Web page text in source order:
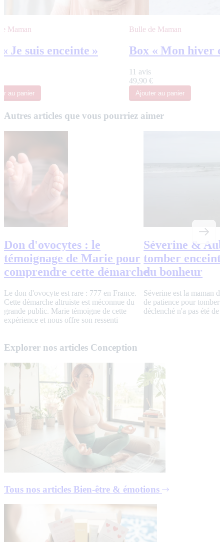
Maman
Je suis enceinte »
au panier
Bulle de Maman
Box « Mon hiver
11 avis
49,90 €
Ajouter au panier
Autres articles que vous pourriez aimer
Don d'ovocytes : le
témoignage de Marie pour
comprendre cette démarche
Le don d'ovocyte est rare : 777 en France.
Cette démarche altruiste est méconnue du
grande public. Marie témoigne de cette
expérience et nous offre son ressenti
Séverine &
tomber
du bonheur
Séverine est la maman
de patience pour tomber
déclenché n'a pas été
Explorer nos articles Conception
Tous nos articles Bien-être & émotions